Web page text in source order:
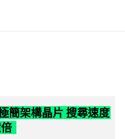
簡架構晶片 搜尋速度